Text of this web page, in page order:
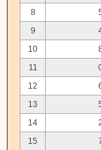
8
9
10
11
12
13
14
15